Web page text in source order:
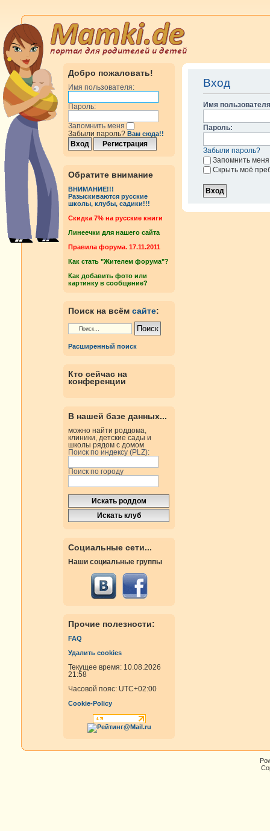
Добро пожаловать!
Имя пользователя:
Пароль:
Запомнить меня
Забыли пароль? Вам сюда!!
Обратите внимание
ВНИМАНИЕ!!!
Разыскиваются русские
школы, клубы, садики!!!
Cкидка 7% на русские книги
Линеечки для нашего сайта
Правила форума. 17.11.2011
Как стать "Жителем форума"?
Как добавить фото или
картинку в сообщение?
Поиск на всём сайте:
Расширенный поиск
Кто сейчас на
конференции
В нашей базе данных...
можно найти роддома,
клиники, детские сады и
школы рядом с домом
Поиск по индексу (PLZ):
Поиск по городу
Социальные сети...
Наши социальные группы
Прочие полезности:
FAQ
Удалить cookies
Текущее время: 10.08.2026
21:58
Часовой пояс: UTC+02:00
Cookie-Policy
Вход
Имя
Пароль:
Забыли пароль?
Запомнить меня
Скрыть моё